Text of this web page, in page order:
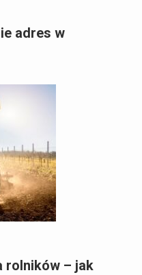
adres w
rolników – jak